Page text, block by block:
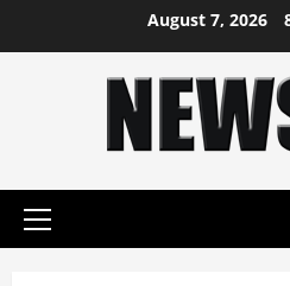
August 7, 2026
Primary